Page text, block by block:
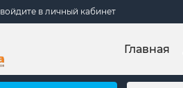
войдите в личный кабинет
Главная